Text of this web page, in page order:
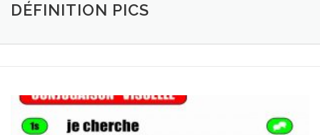
DÉFINITION PICS